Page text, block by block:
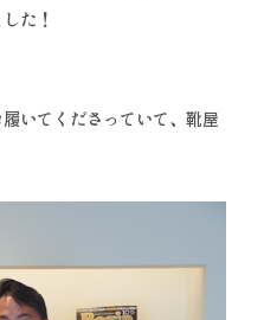
た！
いてくださっていて、靴屋